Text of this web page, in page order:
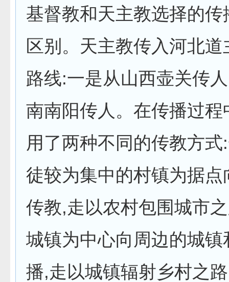
基督教和天主教选择的传
区别。天主教传入河北
路线:一是从山西壶关传
南南阳传人。在传播过程
用了两种不同的传教方式
徒较为集中的村镇为据点
传教,走以农村包围城市
城镇为中心向周边的城镇
播,走以城镇辐射乡村之